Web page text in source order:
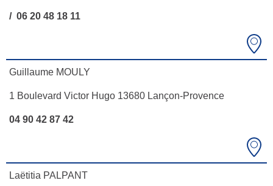
/ 06 20 48 18 11
Guillaume MOULY
1 Boulevard Victor Hugo 13680 Lançon-Provence
04 90 42 87 42
Laëtitia PALPANT